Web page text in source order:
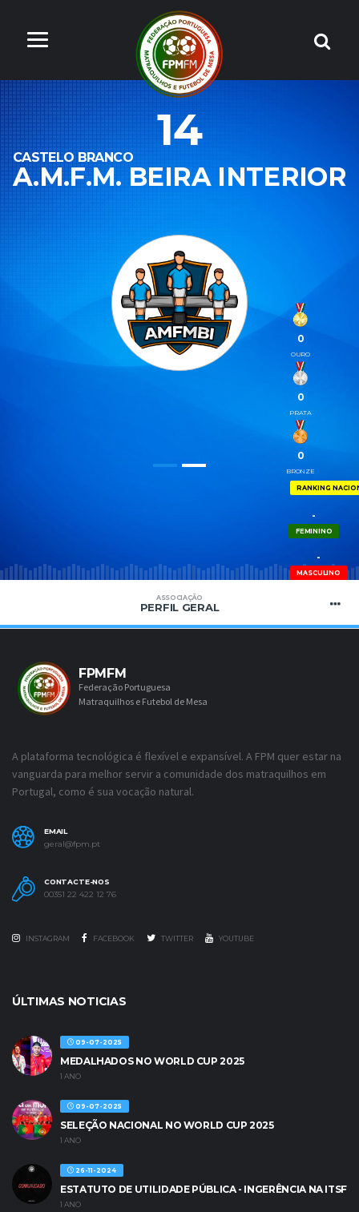
14
CASTELO BRANCO
A.M.F.M. BEIRA INTERIOR
0
OURO
0
PRATA
0
BRONZE
RANKING
-
FEMININO
-
MASCULINO
ASSOCIAÇÃO
PERFIL GERAL
FPMFM
Federação Portuguesa
Matraquilhos e Futebol de Mesa
A plataforma tecnológica é flexível e expansível. A FPM quer estar na
vanguarda para melhor servir a comunidade dos matraquilhos em
Portugal, como é sua vocação natural.
EMAIL
geral@fpm.pt
CONTACTE-NOS
00351 22 422 12 76
INSTAGRAM FACEBOOK TWITTER YOUTUBE
ÚLTIMAS NOTICIAS
09-07-2025
MEDALHADOS NO WORLD CUP 2025
1 ANO
09-07-2025
SELEÇÃO NACIONAL NO WORLD CUP 2025
1 ANO
26-11-2024
ESTATUTO DE UTILIDADE PÚBLICA - INGERÊNCIA NA ITSF
1 ANO